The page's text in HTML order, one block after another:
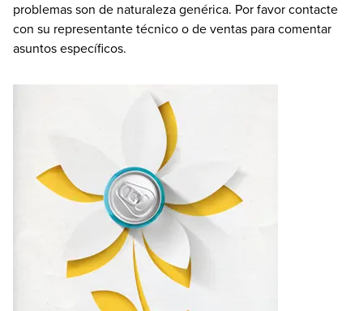
problemas son de naturaleza genérica. Por favor contacte
con su representante técnico o de ventas para comentar
asuntos específicos.